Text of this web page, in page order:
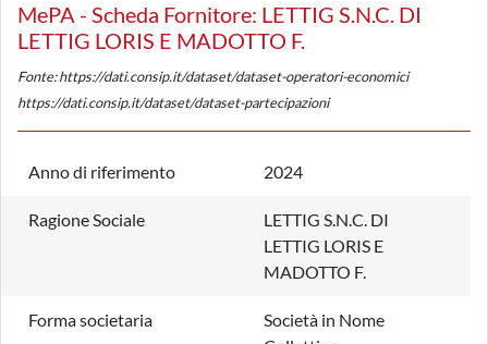
MePA - Scheda Fornitore: LETTIG S.N.C. DI
LETTIG LORIS E MADOTTO F.
Fonte: https://dati.consip.it/dataset/dataset-operatori-economici
https://dati.consip.it/dataset/dataset-partecipazioni
Anno di riferimento 2024
Ragione Sociale
LETTIG S.N.C. DI
LETTIG LORIS E
MADOTTO F.
Forma societaria
Società in Nome